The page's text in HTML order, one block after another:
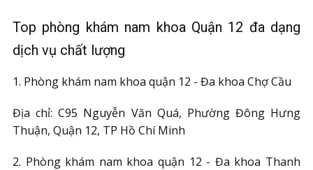
Top phòng khám nam khoa Quận 12 đa dạng
dịch vụ chất lượng
1. Phòng khám nam khoa quận 12 - Đa khoa Chợ Cầu
Địa chỉ: C95 Nguyễn Văn Quá, Phường Đông Hưng
Thuận, Quận 12, TP Hồ Chí Minh
2. Phòng khám nam khoa quận 12 - Đa khoa Thanh